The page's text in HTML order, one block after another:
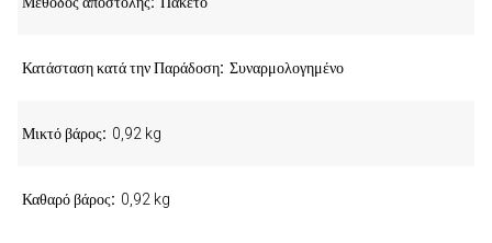
Κατάσταση κατά την Παράδοση Συναρμολογημένο
Μικτό βάρος 0,92 kg
Καθαρό βάρος 0,92 kg